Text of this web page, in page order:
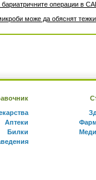
бариатричните операции в
може да обяснят
Аптеки
Билки